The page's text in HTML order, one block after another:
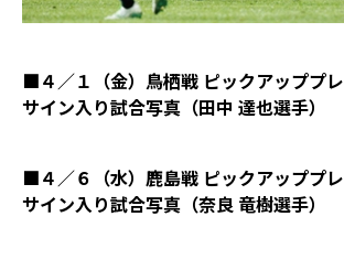
■４／１（金）鳥栖戦 ピックアッププ
サイン入り試合写真（田中 達也選手）
■４／６（水）鹿島戦 ピックアッププ
サイン入り試合写真（奈良 竜樹選手）